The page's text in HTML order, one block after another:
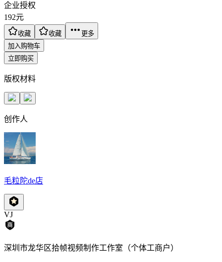
企业授权
192元
收藏 收藏
更多
加入购物车
立即购买
版权材料
创作人
毛粒陀de店
VJ
深圳市龙华区拾帧视频制作工作室（个体工商户）